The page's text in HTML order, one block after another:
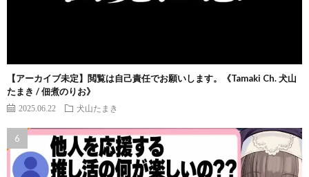
【アーカイブ未定】閲覧は自己責任でお願いします。《Tamaki Ch. 犬山
たまき / 佃煮のりお》
2025.06.22 犬山たまき